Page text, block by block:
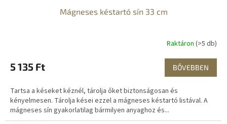
Mágneses késtartó sín 33 cm
Raktáron (>5 db)
5 135 Ft BŐVEBBEN
Tartsa a késeket kéznél, tárolja őket biztonságosan és
kényelmesen. Tárolja kései ezzel a mágneses késtartó listával. A
mágneses sín gyakorlatilag bármilyen anyaghoz és...